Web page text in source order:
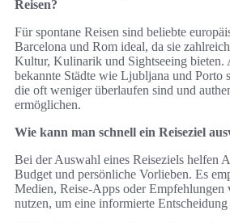
Reisen?
Für spontane Reisen sind beliebte
Barcelona und Rom ideal, da sie
Kultur, Kulinarik und Sightseeing bieten.
bekannte Städte wie Ljubljana und Porto
die oft weniger überlaufen sind und
ermöglichen.
Wie kann man schnell ein Reiseziel
Bei der Auswahl eines Reiseziels helfen
Budget und persönliche Vorlieben. Es
Medien, Reise-Apps oder Empfehlungen
nutzen, um eine informierte